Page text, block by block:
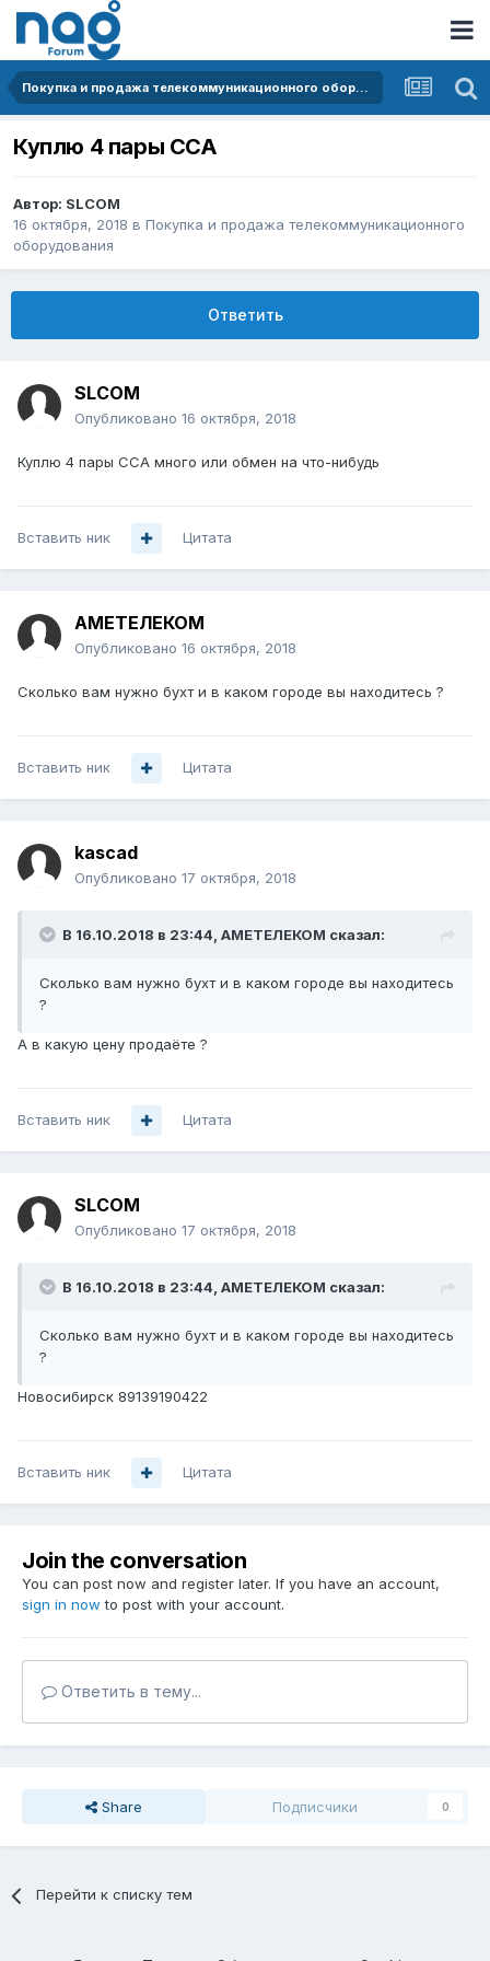
Покупка и продажа телекоммуникационного оборудования
Куплю 4 пары ССА
Автор: SLCOM
16 октября, 2018 в Покупка и продажа телекоммуникационного
оборудования
Ответить
SLCOM
Опубликовано 16 октября, 2018
Куплю 4 пары ССА много или обмен на что-нибудь
Вставить ник Цитата
АМЕТЕЛЕКОМ
Опубликовано 16 октября, 2018
Сколько вам нужно бухт и в каком городе вы находитесь ?
Вставить ник Цитата
kascad
Опубликовано 17 октября, 2018
В 16.10.2018 в 23:44, АМЕТЕЛЕКОМ сказал:
Сколько вам нужно бухт и в каком городе вы находитесь
?
А в какую цену продаёте ?
Вставить ник Цитата
SLCOM
Опубликовано 17 октября, 2018
В 16.10.2018 в 23:44, АМЕТЕЛЕКОМ сказал:
Сколько вам нужно бухт и в каком городе вы находитесь
?
Новосибирск 89139190422
Вставить ник Цитата
Join the conversation
You can post now and register later. If you have an account,
sign in now to post with your account.
Ответить в тему...
Share Подписчики 0
Перейти к списку тем